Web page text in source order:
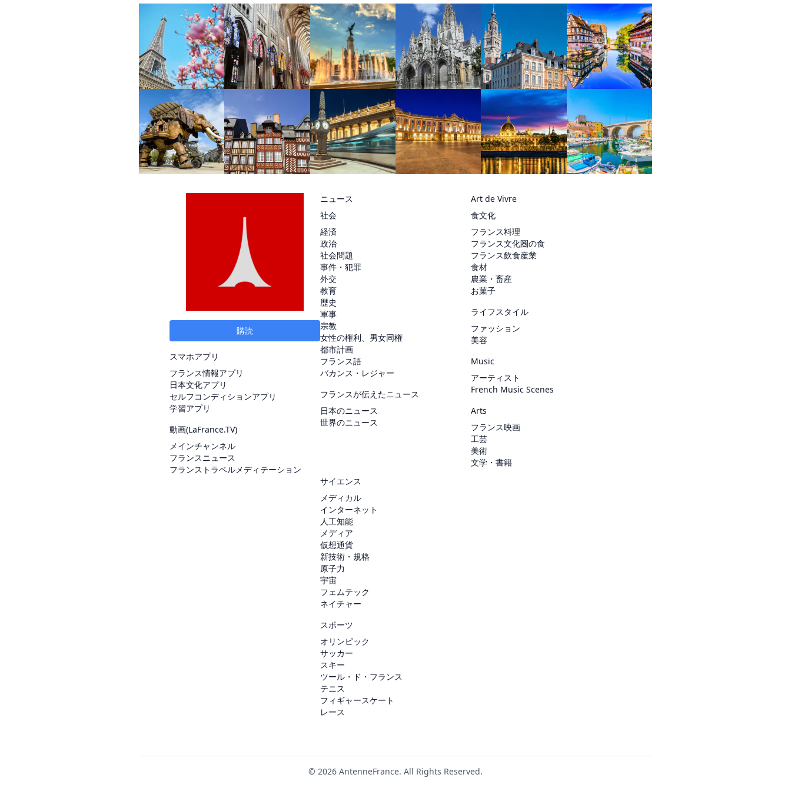
購読
スマホアプリ
フランス情報アプリ
日本文化アプリ
セルフコンディションアプリ
学習アプリ
動画(LaFrance.TV)
メインチャンネル
フランスニュース
フランストラベルメディテーション
ニュース
社会
経済
政治
社会問題
事件・犯罪
外交
教育
歴史
軍事
宗教
女性の権利、男女同権
都市計画
フランス語
バカンス・レジャー
フランスが伝えたニュース
日本のニュース
世界のニュース
Art de Vivre
食文化
フランス料理
フランス文化圏の食
フランス飲食産業
食材
農業・畜産
お菓子
ライフスタイル
ファッション
美容
Music
アーティスト
French Music Scenes
Arts
フランス映画
工芸
美術
文学・書籍
サイエンス
メディカル
インターネット
人工知能
メディア
仮想通貨
新技術・規格
原子力
宇宙
フェムテック
ネイチャー
スポーツ
オリンピック
サッカー
スキー
ツール・ド・フランス
テニス
フィギャースケート
レース
© 2026 AntenneFrance. All Rights Reserved.